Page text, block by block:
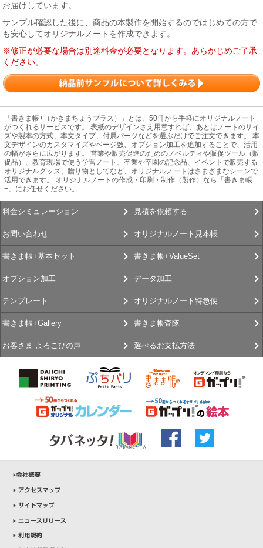
お届けしています。
サンプル確認した後に、商品の本製作を開始するのではじめての方で
も安心してオリジナルノートを作成できます。
※修正が必要な場合は別途料金が必要となります。あらかじめご了承
ください。
「書きま帳+（かきまちょうプラス）」とは、50冊から手軽にオリジナルノート
がつくれるサービスです。 表紙のデザインさえ用意すれば、あとはノートのサイ
ズや製本の方式、本文タイプ、付属パーツなどを選ぶだけでご注文できます。 本
文デザインのカスタマイズやページ数、オプション加工を追加することで、活用
の幅がさらに広がります。 営業や販売促進のためのノベルティや販促ツール（販
促品）、教育現場で使う学習ノート、卒業や卒園の記念品、イベントで販売する
オリジナルグッズ、贈り物としてなど、オリジナルノートはさまざまなシーンで
活用できます。 オリジナルノートの作成・印刷・制作（製作）なら「書きま帳
+」にお任せください。
料金シミュレーション 見積を依頼する
お問い合わせ オリジナルノート見本帳
書きま帳+基本セット 書きま帳+ValueSet
オプション加工 データ加工
テンプレート オリジナルノート特急便
書きま帳+Gallery 書きま帳査隊
お客さま よろこびの声 選べるお支払方法